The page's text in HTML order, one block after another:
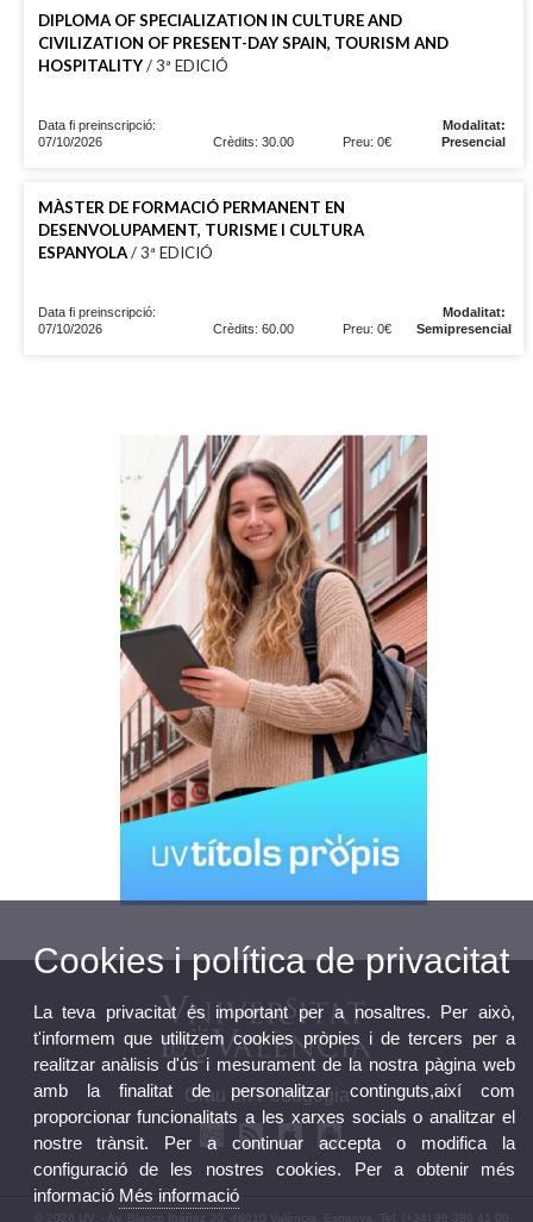
DIPLOMA OF SPECIALIZATION IN CULTURE AND
CIVILIZATION OF PRESENT-DAY SPAIN, TOURISM AND
HOSPITALITY/ 3ª EDICIÓ
Data fi preinscripció:
07/10/2026
Crèdits: 30.00 Preu: 0€
Modalitat:
Presencial
MÀSTER DE FORMACIÓ PERMANENT EN
DESENVOLUPAMENT, TURISME I CULTURA
ESPANYOLA/ 3ª EDICIÓ
Data fi preinscripció:
07/10/2026
Crèdits: 60.00 Preu: 0€
Modalitat:
Semipresencial
Grau en Pedagogia
© 2026 UV. - Av. Blasco Ibáñez 30, 46010 València. Espanya. Tel. (+34) 96 386 41 00
Cookies i política de privacitat
La teva privacitat és important per a nosaltres. Per això,
t'informem que utilitzem cookies pròpies i de tercers per a
realitzar anàlisis d'ús i mesurament de la nostra pàgina web
amb la finalitat de personalitzar continguts,així com
proporcionar funcionalitats a les xarxes socials o analitzar el
nostre trànsit. Per a continuar accepta o modifica la
configuració de les nostres cookies. Per a obtenir més
informació Més informació